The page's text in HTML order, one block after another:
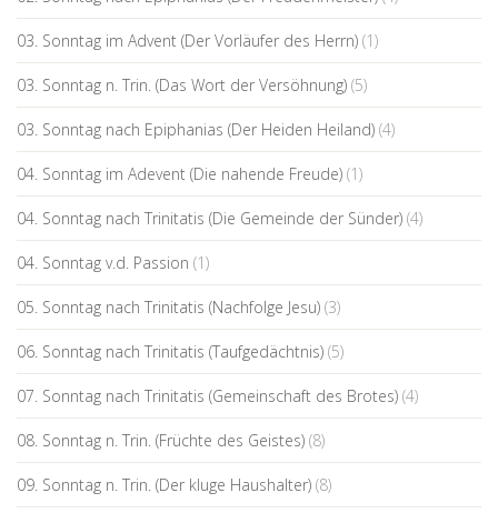
03. Sonntag im Advent (Der Vorläufer des Herrn) (1)
03. Sonntag n. Trin. (Das Wort der Versöhnung) (5)
03. Sonntag nach Epiphanias (Der Heiden Heiland) (4)
04. Sonntag im Adevent (Die nahende Freude) (1)
04. Sonntag nach Trinitatis (Die Gemeinde der Sünder) (4)
04. Sonntag v.d. Passion (1)
05. Sonntag nach Trinitatis (Nachfolge Jesu) (3)
06. Sonntag nach Trinitatis (Taufgedächtnis) (5)
07. Sonntag nach Trinitatis (Gemeinschaft des Brotes) (4)
08. Sonntag n. Trin. (Früchte des Geistes) (8)
09. Sonntag n. Trin. (Der kluge Haushalter) (8)